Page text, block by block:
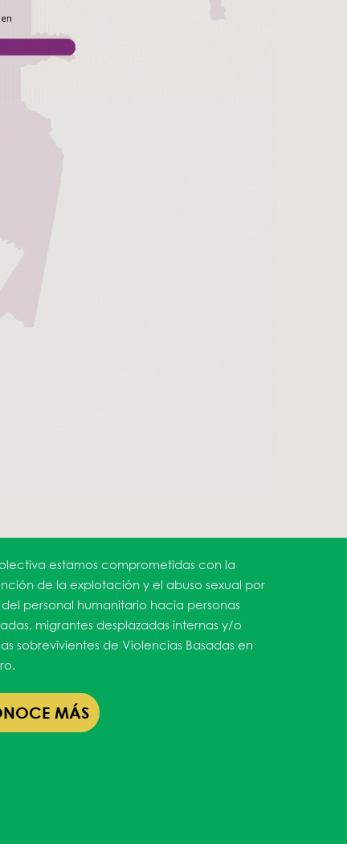
estamos comprometidas con la
de la explotación y el abuso sexual por
personal humanitario hacia personas
migrantes desplazadas internas y/o
sobrevivientes de Violencias Basadas en
MÁS